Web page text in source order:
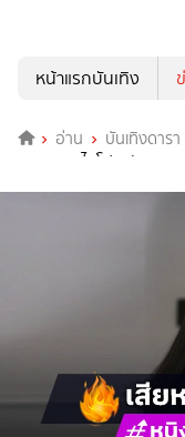
หน้าแรกบันเทิง
อ่าน บันเทิงดารา
หลอกขายไอโฟน-บัตรคอ